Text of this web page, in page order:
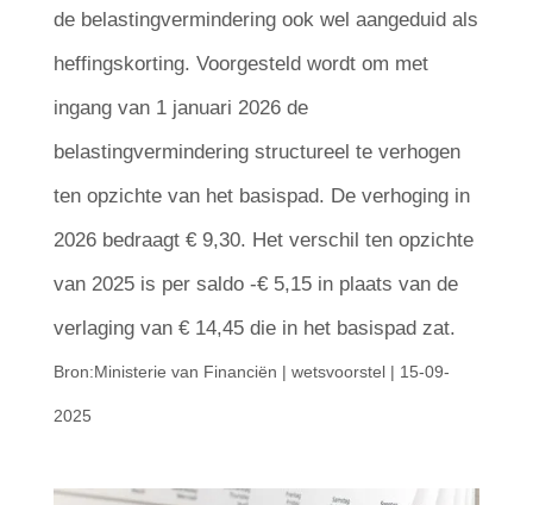
de belastingvermindering ook wel aangeduid als
heffingskorting. Voorgesteld wordt om met
ingang van 1 januari 2026 de
belastingvermindering structureel te verhogen
ten opzichte van het basispad. De verhoging in
2026 bedraagt € 9,30. Het verschil ten opzichte
van 2025 is per saldo -€ 5,15 in plaats van de
verlaging van € 14,45 die in het basispad zat.
Bron:Ministerie van Financiën | wetsvoorstel | 15-09-
2025